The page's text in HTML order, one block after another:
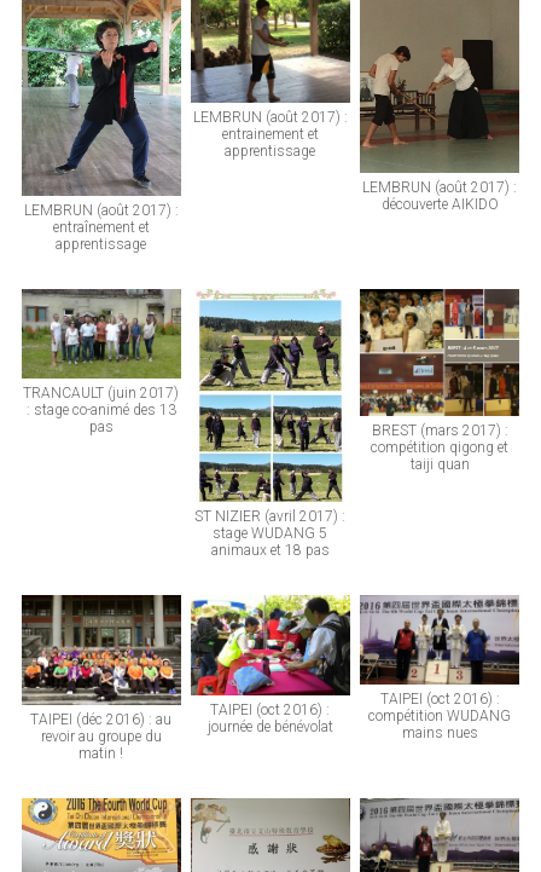
LEMBRUN (août 2017) :
entraînement et
apprentissage
LEMBRUN (août 2017) :
entrainement et
apprentissage
LEMBRUN (août 2017) :
découverte AIKIDO
TRANCAULT (juin 2017)
: stage co-animé des 13
pas
ST NIZIER (avril 2017) :
stage WUDANG 5
animaux et 18 pas
BREST (mars 2017) :
compétition qigong et
taiji quan
TAIPEI (déc 2016) : au
revoir au groupe du
matin !
TAIPEI (oct 2016) :
journée de bénévolat
TAIPEI (oct 2016) :
compétition WUDANG
mains nues